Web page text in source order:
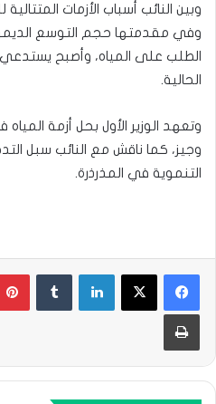
وبين النائب أسباب الأزمات
وفي مقدمتها حجم التوسع
الطلب على المياه، وأصبح
الحالية.
وتعهد الوزير الأول بحل أزمة
وجيز، كما ناقش مع النائب سبل
التنموية في المذرذرة.
لينكدإن
طباعة